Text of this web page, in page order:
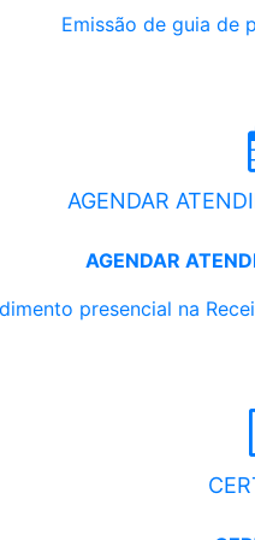
Emissão de guia de
AGENDAR
AGENDAR
presencial na